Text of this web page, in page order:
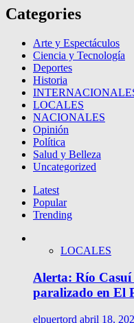
Categories
Arte y Espectáculos
Ciencia y Tecnología
Deportes
Historia
LOCALES
NACIONALES
Opinión
Política
Salud y Belleza
Uncategorized
Latest
Popular
Trending
LOCALES
Alerta: Río Casuí
paralizado en El
elpuertord abril 18,